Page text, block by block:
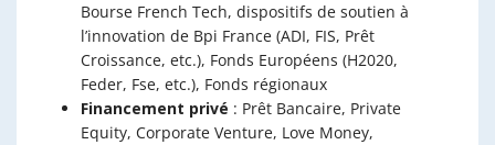
Bourse French Tech, dispositifs de soutien à
l’innovation de Bpi France (ADI, FIS, Prêt
Croissance, etc.), Fonds Européens (H2020,
Feder, Fse, etc.), Fonds régionaux
Financement privé : Prêt Bancaire, Private
Equity, Corporate Venture, Love Money,